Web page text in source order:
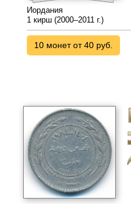
Иордания
1 кирш (2000–2011 г.)
10 монет от 40 руб.